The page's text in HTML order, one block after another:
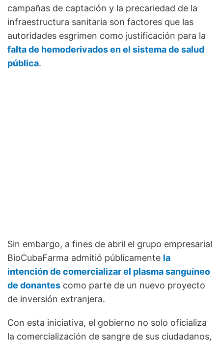
campañas de captación y la precariedad de la
infraestructura sanitaria son factores que las
autoridades esgrimen como justificación para la
falta de hemoderivados en el sistema de salud
pública.
Sin embargo, a fines de abril el grupo empresarial
BioCubaFarma admitió públicamente la
intención de comercializar el plasma sanguíneo
de donantes como parte de un nuevo proyecto
de inversión extranjera.
Con esta iniciativa, el gobierno no solo oficializa
la comercialización de sangre de sus ciudadanos,